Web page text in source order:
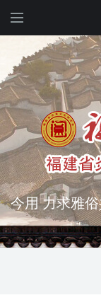
弘扬优秀文化
瑰宝 宣传中华
突出海西特色